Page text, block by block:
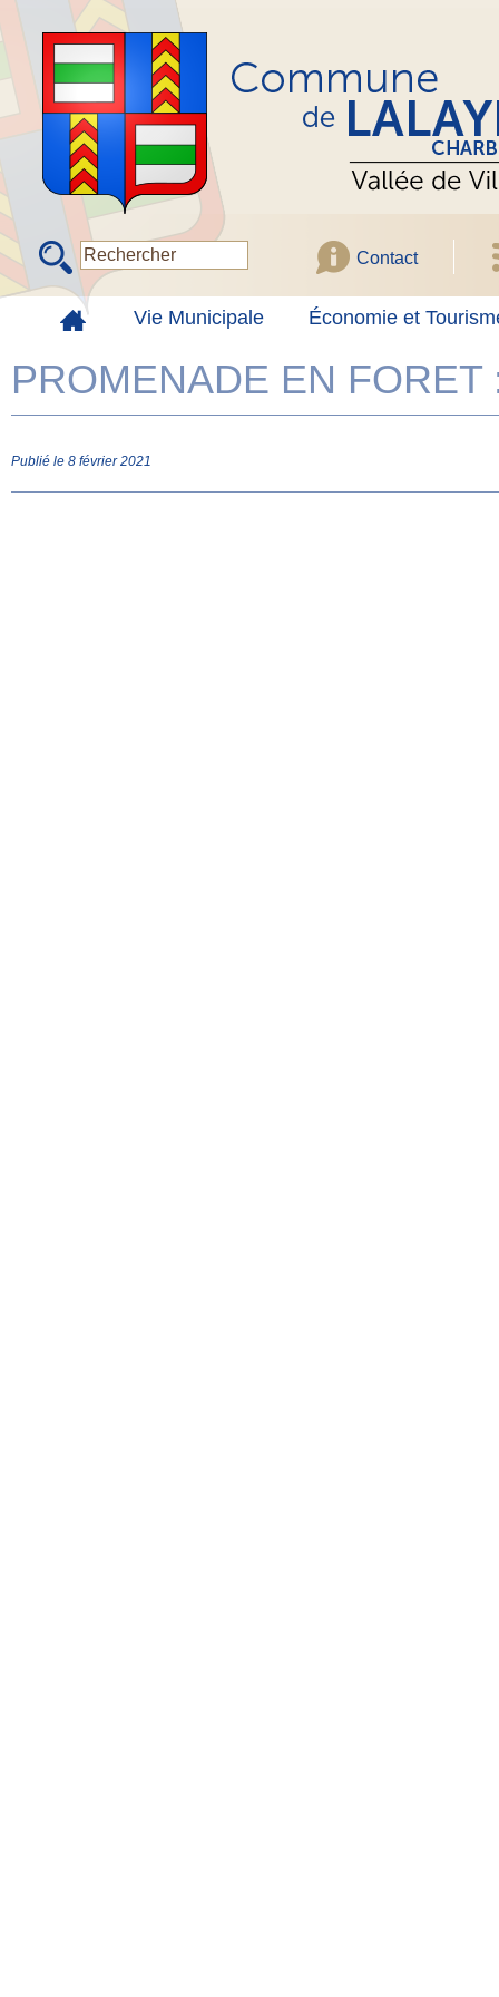
Contact
Vie Municipale Économie et
PROMENADE EN
Publié le 8 février 2021